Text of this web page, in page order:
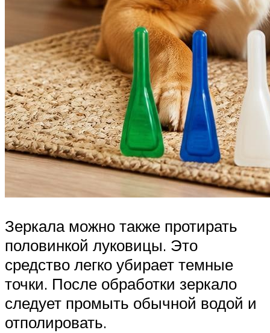
Зеркала можно также протирать
половинкой луковицы. Это
средство легко убирает темные
точки. После обработки зеркало
следует промыть обычной водой и
отполировать.